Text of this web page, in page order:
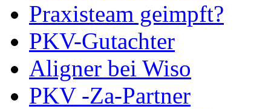
Praxisteam geimpft?
PKV-Gutachter
Aligner bei Wiso
PKV -Za-Partner